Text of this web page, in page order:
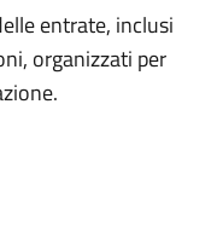
entrate, inclusi
organizzati per